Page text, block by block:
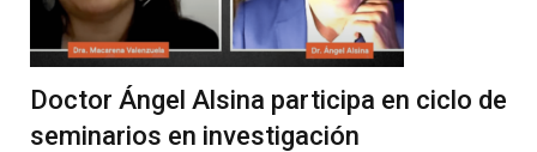
Doctor Ángel Alsina participa en ciclo de
seminarios en investigación